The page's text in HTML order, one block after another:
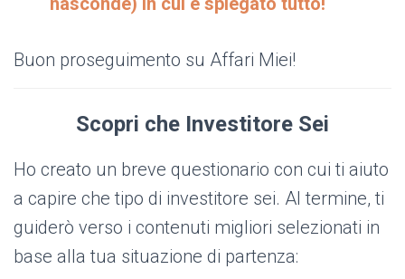
Buon proseguimento su Affari Miei!
Scopri che Investitore Sei
Ho creato un breve questionario con cui ti aiuto
a capire che tipo di investitore sei. Al termine, ti
guiderò verso i contenuti migliori selezionati in
base alla tua situazione di partenza: